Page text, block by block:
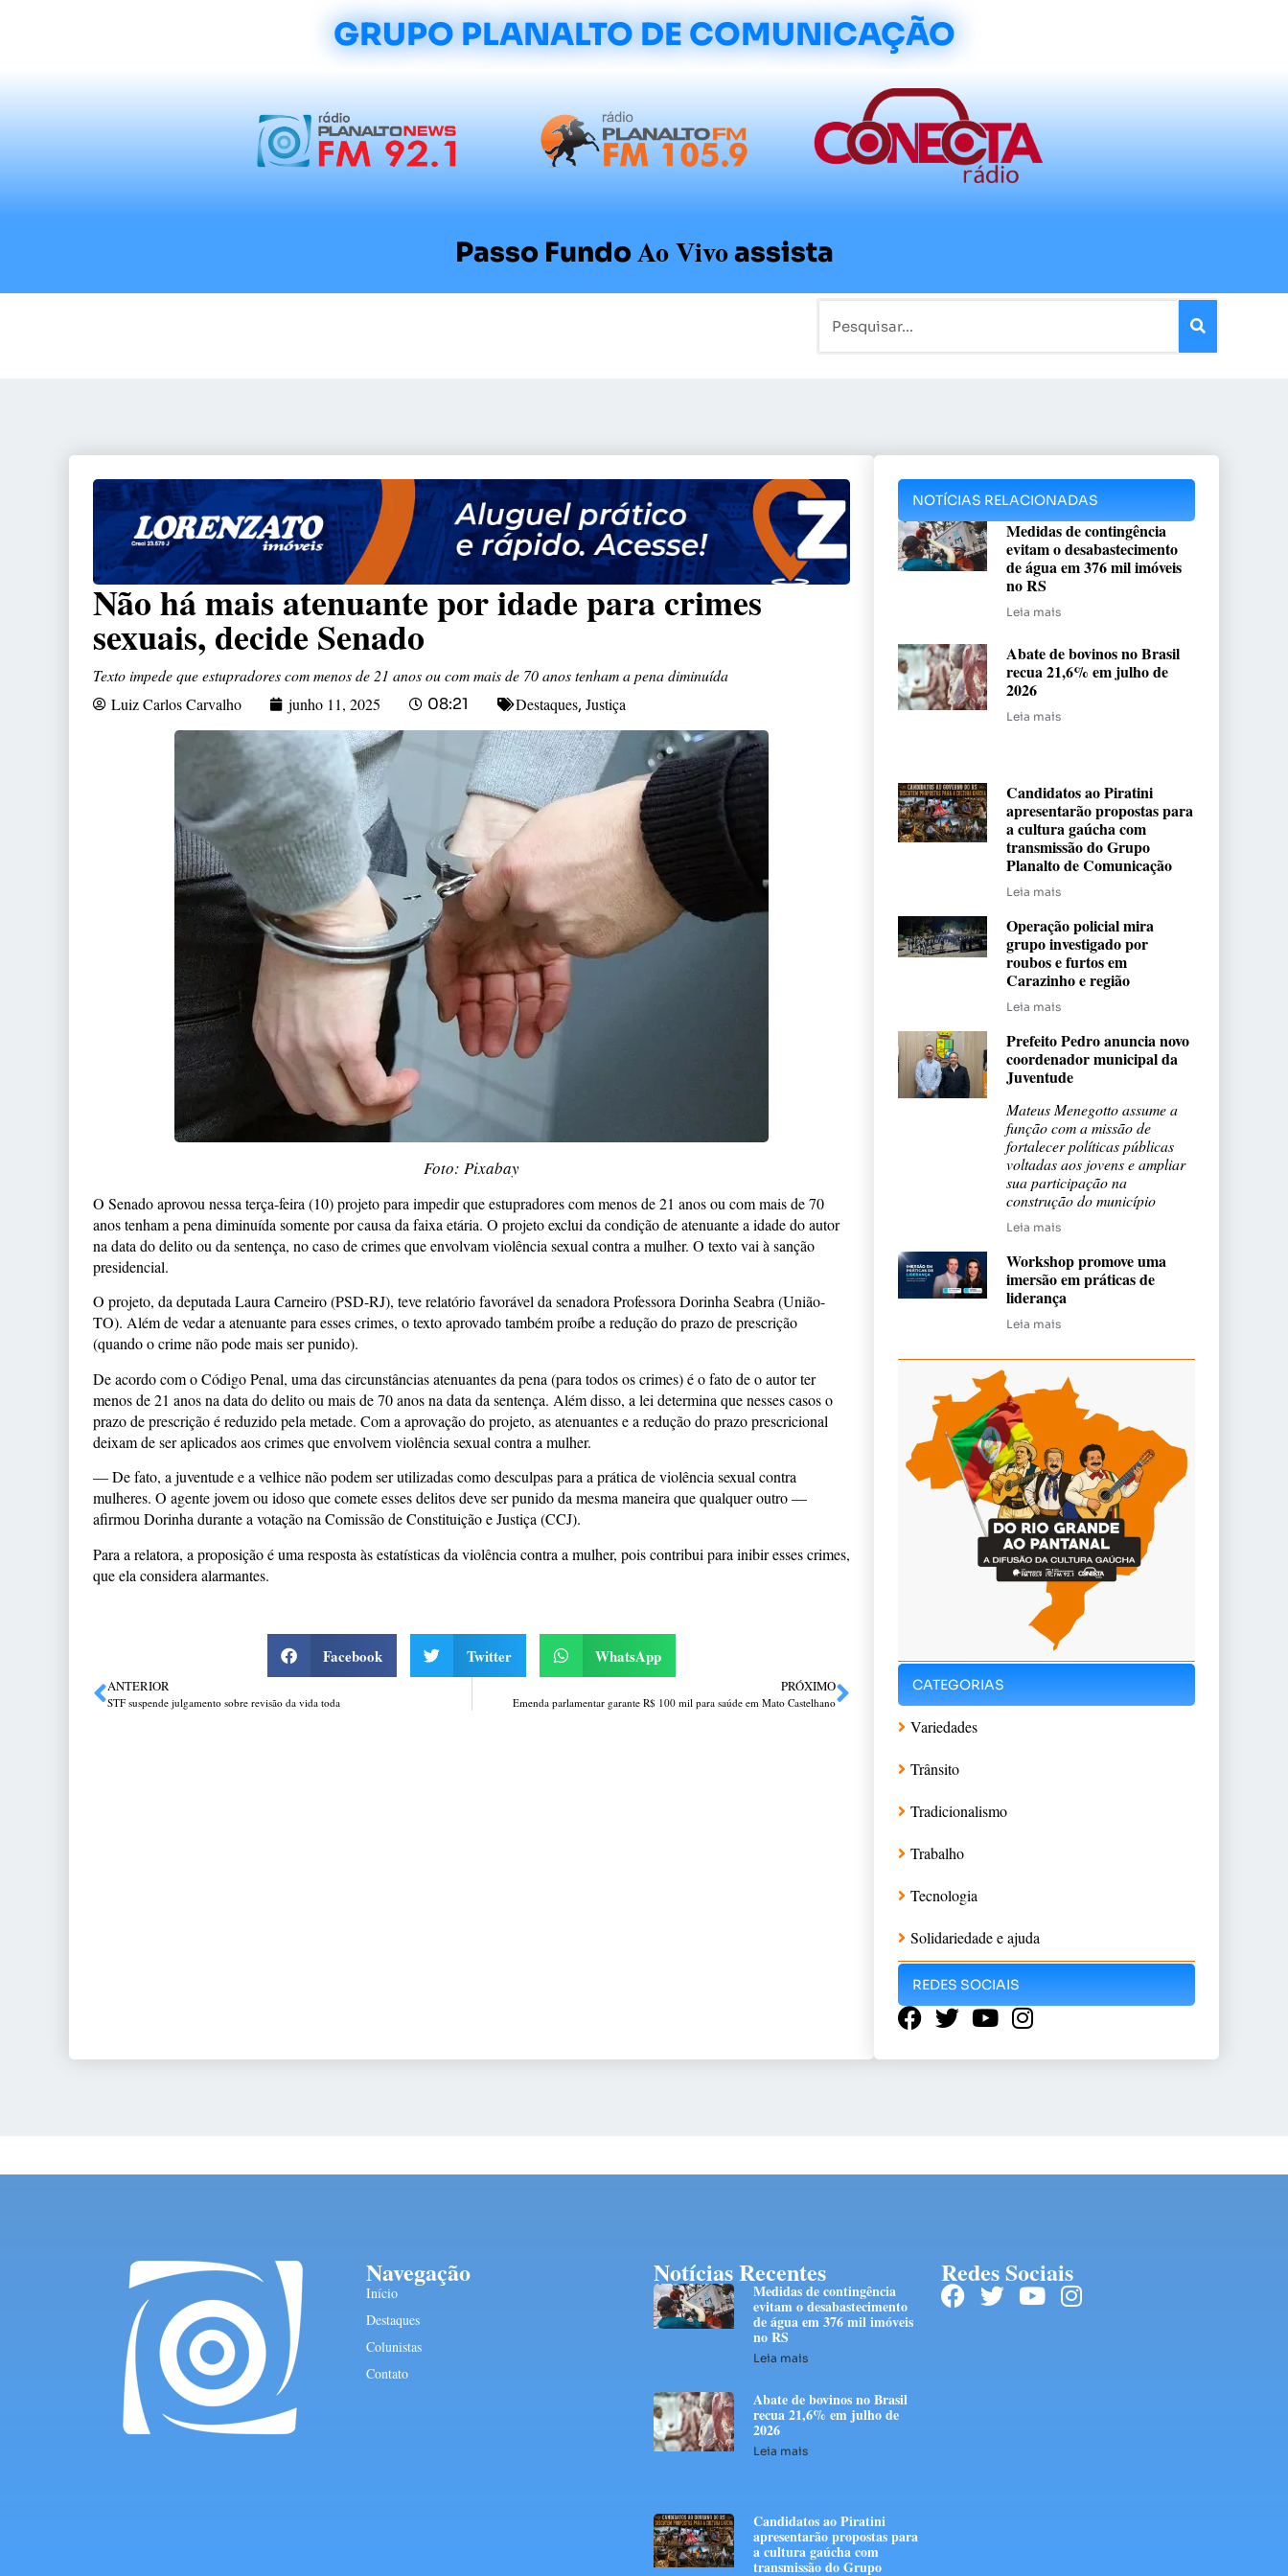
GRUPO PLANALTO DE COMUNICAÇÃO
Passo FundoAo Vivoassista
Não há mais atenuante por idade para crimes
sexuais, decide Senado
Texto impede que estupradores com menos de 21 anos ou com mais de 70 anos tenham a pena diminuída
Luiz Carlos Carvalho
junho 11, 2025 08:21 Destaques, Justiça
Foto: Pixabay
O Senado aprovou nessa terça-feira (10) projeto para impedir que estupradores com menos de 21 anos ou com mais de 70
anos tenham a pena diminuída somente por causa da faixa etária. O projeto exclui da condição de atenuante a idade do autor
na data do delito ou da sentença, no caso de crimes que envolvam violência sexual contra a mulher. O texto vai à sanção
presidencial.
O projeto, da deputada Laura Carneiro (PSD-RJ), teve relatório favorável da senadora Professora Dorinha Seabra (União-
TO). Além de vedar a atenuante para esses crimes, o texto aprovado também proíbe a redução do prazo de prescrição
(quando o crime não pode mais ser punido).
De acordo com o Código Penal, uma das circunstâncias atenuantes da pena (para todos os crimes) é o fato de o autor ter
menos de 21 anos na data do delito ou mais de 70 anos na data da sentença. Além disso, a lei determina que nesses casos o
prazo de prescrição é reduzido pela metade. Com a aprovação do projeto, as atenuantes e a redução do prazo prescricional
deixam de ser aplicados aos crimes que envolvem violência sexual contra a mulher.
— De fato, a juventude e a velhice não podem ser utilizadas como desculpas para a prática de violência sexual contra
mulheres. O agente jovem ou idoso que comete esses delitos deve ser punido da mesma maneira que qualquer outro —
afirmou Dorinha durante a votação na Comissão de Constituição e Justiça (CCJ).
Para a relatora, a proposição é uma resposta às estatísticas da violência contra a mulher, pois contribui para inibir esses crimes,
que ela considera alarmantes.
Facebook Twitter WhatsApp
ANTERIOR
STF suspende julgamento sobre revisão da vida toda
PRÓXIMO
Emenda parlamentar garante R$ 100 mil para saúde em Mato Castelhano
NOTÍCIAS RELACIONADAS
Medidas de contingência
evitam o desabastecimento
de água em 376 mil imóveis
no RS
Leia mais
Abate de bovinos no Brasil
recua 21,6% em julho de
2026
Leia mais
Candidatos ao Piratini
apresentarão propostas para
a cultura gaúcha com
transmissão do Grupo
Planalto de Comunicação
Leia mais
Operação policial mira
grupo investigado por
roubos e furtos em
Carazinho e região
Leia mais
Prefeito Pedro anuncia novo
coordenador municipal da
Juventude
Mateus Menegotto assume a
função com a missão de
fortalecer políticas públicas
voltadas aos jovens e ampliar
sua participação na
construção do município
Leia mais
Workshop promove uma
imersão em práticas de
liderança
Leia mais
CATEGORIAS
Variedades
Trânsito
Tradicionalismo
Trabalho
Tecnologia
Solidariedade e ajuda
REDES SOCIAIS
Navegação
Início
Destaques
Colunistas
Contato
Notícias Recentes
Medidas de contingência
evitam o desabastecimento
de água em 376 mil imóveis
no RS
Leia mais
Abate de bovinos no Brasil
recua 21,6% em julho de
2026
Leia mais
Candidatos ao Piratini
apresentarão propostas para
a cultura gaúcha com
transmissão do Grupo
Redes Sociais